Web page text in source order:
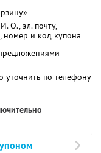
О., эл. почту,
номер и код купона
по телефону